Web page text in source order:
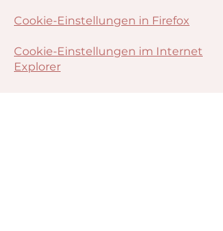
Cookie-Einstellungen in Firefox
Cookie-Einstellungen im Internet
Explorer